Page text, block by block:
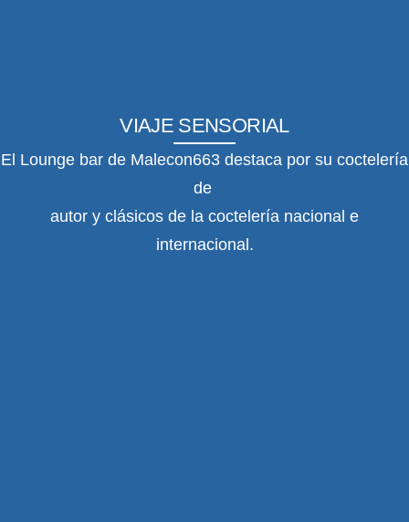
VIAJE SENSORIAL
El Lounge bar de Malecon663 destaca por su coctelería
de
autor y clásicos de la coctelería nacional e
internacional.